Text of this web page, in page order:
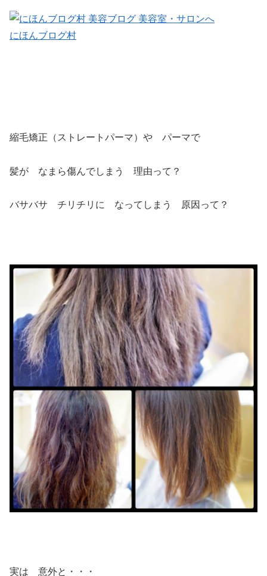
にほんブログ村
縮毛矯正（ストレートパーマ）や パーマで
髪が なまら傷んでしまう 理由って？
バサバサ チリチリに なってしまう 原因って？
実は 意外と・・・